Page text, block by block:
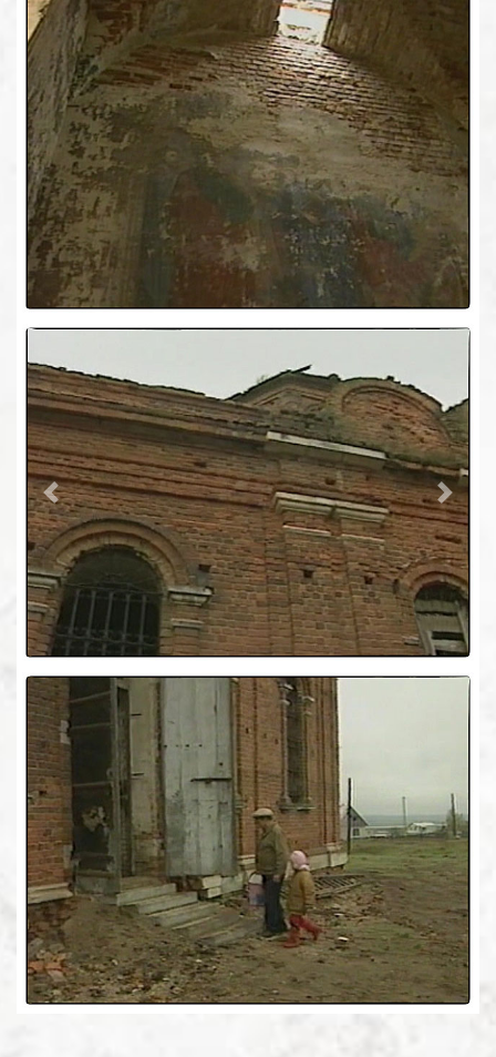
Previous Next